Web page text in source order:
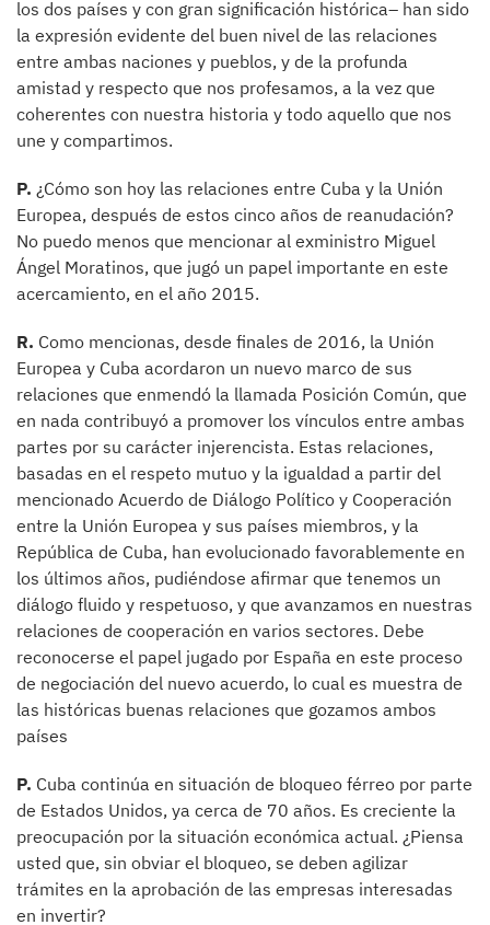
los dos países y con gran significación histórica– han sido
la expresión evidente del buen nivel de las relaciones
entre ambas naciones y pueblos, y de la profunda
amistad y respecto que nos profesamos, a la vez que
coherentes con nuestra historia y todo aquello que nos
une y compartimos.
P. ¿Cómo son hoy las relaciones entre Cuba y la Unión
Europea, después de estos cinco años de reanudación?
No puedo menos que mencionar al exministro Miguel
Ángel Moratinos, que jugó un papel importante en este
acercamiento, en el año 2015.
R. Como mencionas, desde finales de 2016, la Unión
Europea y Cuba acordaron un nuevo marco de sus
relaciones que enmendó la llamada Posición Común, que
en nada contribuyó a promover los vínculos entre ambas
partes por su carácter injerencista. Estas relaciones,
basadas en el respeto mutuo y la igualdad a partir del
mencionado Acuerdo de Diálogo Político y Cooperación
entre la Unión Europea y sus países miembros, y la
República de Cuba, han evolucionado favorablemente en
los últimos años, pudiéndose afirmar que tenemos un
diálogo fluido y respetuoso, y que avanzamos en nuestras
relaciones de cooperación en varios sectores. Debe
reconocerse el papel jugado por España en este proceso
de negociación del nuevo acuerdo, lo cual es muestra de
las históricas buenas relaciones que gozamos ambos
países
P. Cuba continúa en situación de bloqueo férreo por parte
de Estados Unidos, ya cerca de 70 años. Es creciente la
preocupación por la situación económica actual. ¿Piensa
usted que, sin obviar el bloqueo, se deben agilizar
trámites en la aprobación de las empresas interesadas
en invertir?